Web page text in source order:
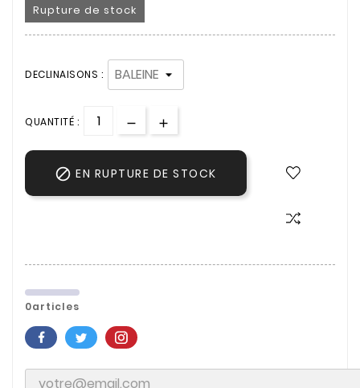
Rupture de stock
DECLINAISONS :
QUANTITÉ :
 EN RUPTURE DE STOCK
0articles